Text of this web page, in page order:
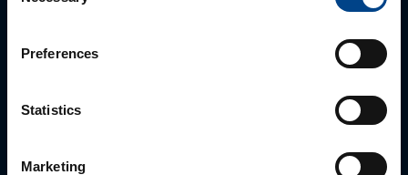
Preferences
Statistics
Marketing